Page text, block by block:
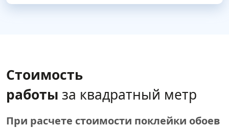
Стоимость
работы за квадратный метр
При расчете стоимости поклейки обоев